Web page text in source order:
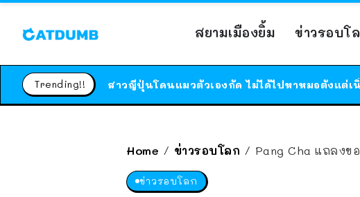
สยามเมืองยิ้ม ข่าวรอบโ
Trending!!
Home / ข่าวรอบโลก / Pang Cha แถลง
ข่าวรอบโลก